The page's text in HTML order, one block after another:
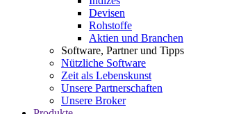
Devisen
Rohstoffe
Aktien und Branchen
Software, Partner und Tipps
Nützliche Software
Zeit als Lebenskunst
Unsere Partnerschaften
Unsere Broker